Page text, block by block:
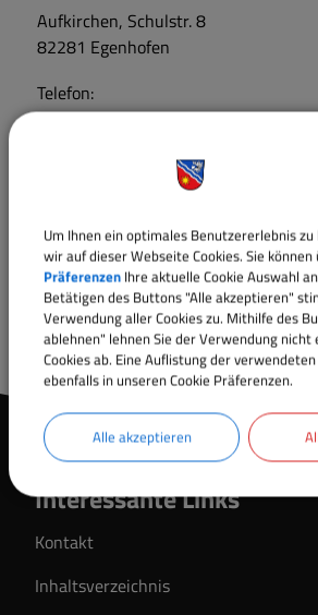
Aufkirchen, Schulstr. 8
82281 Egenhofen
Telefon:
kontakt@mittagsbetreuung-
Web:
www.schuelerhort-egenhofen.de
Interessante Links
Kontakt
Inhaltsverzeichnis
Um Ihnen ein optimales Benutzererlebnis
wir auf dieser Webseite Cookies. Sie können
Präferenzen Ihre aktuelle Cookie Auswahl
Betätigen des Buttons "Alle akzeptieren"
Verwendung aller Cookies zu. Mithilfe des
ablehnen" lehnen Sie der Verwendung
Cookies ab. Eine Auflistung der
ebenfalls in unseren Cookie Präferenzen.
Alle akzeptieren